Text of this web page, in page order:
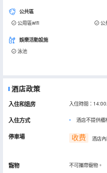
公共區
公用區wifi 公
娛樂活動設施
泳池
酒店政策
入住和退房 入住時間：
入住方式 酒店不提供櫃
停車場 收费 酒店內
寵物 不可攜帶寵物。